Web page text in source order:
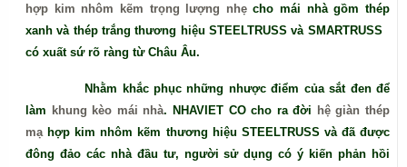
hợp kim nhôm kẽm trọng lượng nhẹcho mái nhà gồm thép
xanh và thép trắng thương hiệu STEELTRUSS và SMARTRUSS
có xuất sứ rõ ràng từ Châu Âu.
Nhằm khắc phục những nhược điểm của sắt đen để
làm khung kèo mái nhà. NHAVIET CO cho ra đời hệ giàn thép
mạ hợp kim nhôm kẽm thương hiệu STEELTRUSS và đã được
đông đảo các nhà đầu tư, người sử dụng có ý kiến phản hồi